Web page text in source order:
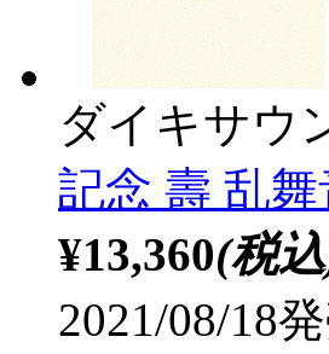
ダイキサウ
記念 壽 乱
¥13,360(税
2021/08/18